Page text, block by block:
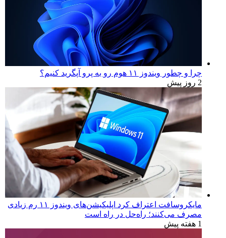
چرا و چطور ویندوز ۱۱ هوم رو به پرو آپگرید کنیم؟
2 روز پیش
مایکروسافت اعتراف کرد اپلیکیشن‌های ویندوز ۱۱ رم زیادی
مصرف می‌کنند؛ راه‌حل در راه است
1 هفته پیش